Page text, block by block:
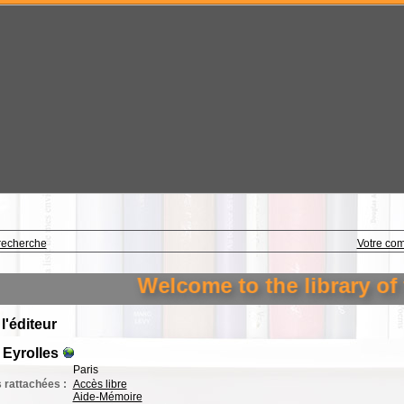
Votre
Welcome to the library of the
l'éditeur
Eyrolles
Paris
rattachées : Accès libre
Aide-Mémoire